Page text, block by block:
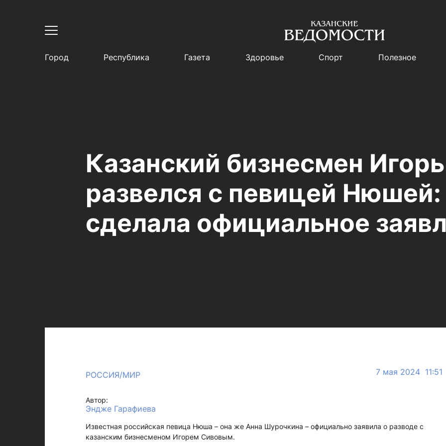
Город Республика Газета Здоровье Спорт Полезное
Казанский бизнесмен
развелся с певицей Нюшей:
сделала официальное
РОССИЯ/МИР 7 мая 2024 11:51
Автор:
Эндже Гарафиева
Известная российская певица Нюша – она же Анна Шурочкина – официально заявила о разводе с
казанским бизнесменом Игорем Сивовым.